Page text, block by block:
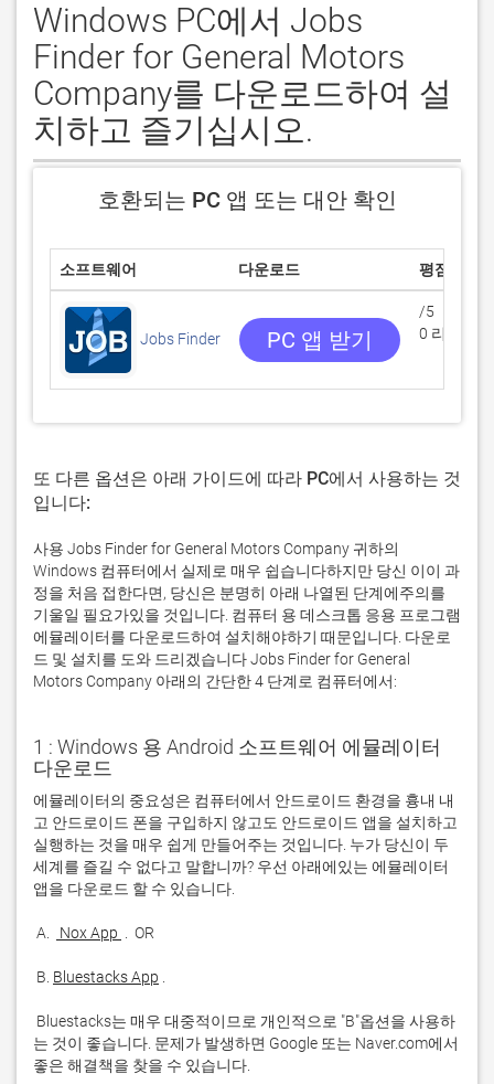
Windows PC에서 Jobs
Finder for General Motors
Company를 다운로드하여 설
치하고 즐기십시오.
호환되는 PC 앱 또는 대안 확인
소프트웨어 다운로드 평점
Jobs Finder PC 앱 받기
/5
0 리뷰
또 다른 옵션은 아래 가이드에 따라 PC에서 사용하는 것
입니다:
사용 Jobs Finder for General Motors Company 귀하의
Windows 컴퓨터에서 실제로 매우 쉽습니다하지만 당신 이이 과
정을 처음 접한다면, 당신은 분명히 아래 나열된 단계에주의를
기울일 필요가있을 것입니다. 컴퓨터 용 데스크톱 응용 프로그램
에뮬레이터를 다운로드하여 설치해야하기 때문입니다. 다운로
드 및 설치를 도와 드리겠습니다 Jobs Finder for General
Motors Company 아래의 간단한 4 단계로 컴퓨터에서:
1 : Windows 용 Android 소프트웨어 에뮬레이터
다운로드
에뮬레이터의 중요성은 컴퓨터에서 안드로이드 환경을 흉내 내
고 안드로이드 폰을 구입하지 않고도 안드로이드 앱을 설치하고
실행하는 것을 매우 쉽게 만들어주는 것입니다. 누가 당신이 두
세계를 즐길 수 없다고 말합니까? 우선 아래에있는 에뮬레이터
A. Nox App
B. Bluestacks App
는 것이 좋습니다. 문제가 발생하면 Google 또는 Naver.com에서
좋은 해결책을 찾을 수 있습니다.